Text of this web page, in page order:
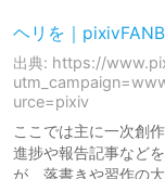
ヘリを｜
出典: https://
urce=pixiv
ここでは主に一次創
進捗や報告記事など
が、落書きや習作の